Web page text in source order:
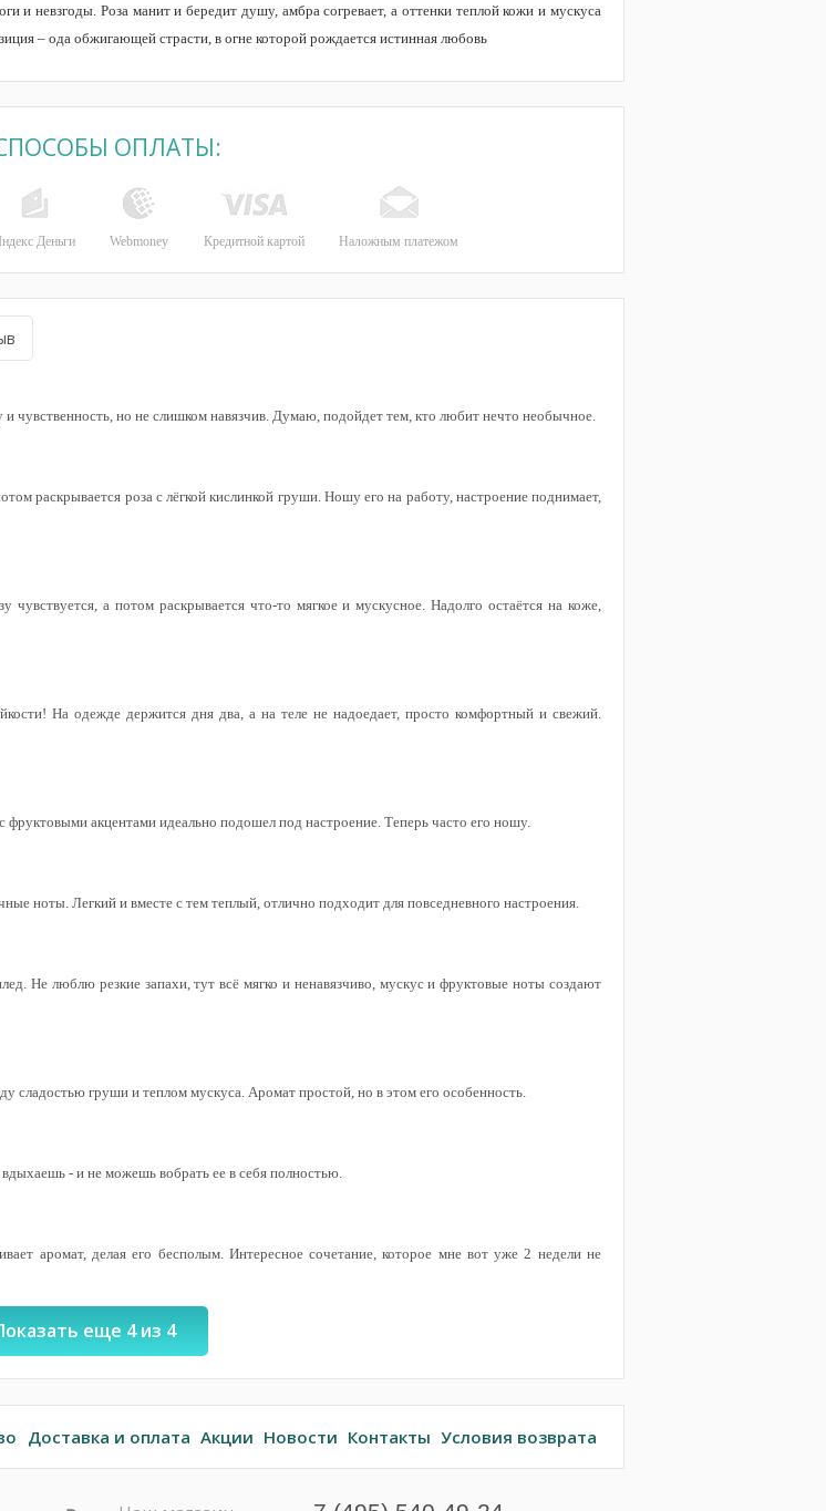
и невзгоды. Роза манит и бередит душу, амбра согревает, а оттенки теплой кожи и мускуса
– ода обжигающей страсти, в огне которой рождается истинная любовь
ОПЛАТЫ:
Деньги Webmoney Кредитной картой Наложным платежом
чувственность, но не слишком навязчив. Думаю, подойдет тем, кто любит нечто необычное.
раскрывается роза с лёгкой кислинкой груши. Ношу его на работу, настроение поднимает,
чувствуется, а потом раскрывается что-то мягкое и мускусное. Надолго остаётся на коже,
На одежде держится дня два, а на теле не надоедает, просто комфортный и свежий.
фруктовыми акцентами идеально подошел под настроение. Теперь часто его ношу.
ноты. Легкий и вместе с тем теплый, отлично подходит для повседневного настроения.
Не люблю резкие запахи, тут всё мягко и ненавязчиво, мускус и фруктовые ноты создают
груши и теплом мускуса. Аромат простой, но в этом его особенность.
- и не можешь вобрать ее в себя полностью.
аромат, делая его бесполым. Интересное сочетание, которое мне вот уже 2 недели не
еще 4 из 4
Доставка и оплата Акции Новости Контакты Условия возврата